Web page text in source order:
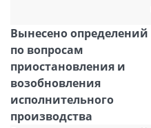
Вынесено определений
по вопросам
приостановления и
возобновления
исполнительного
производства